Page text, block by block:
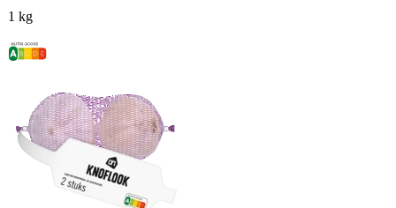
1 kg